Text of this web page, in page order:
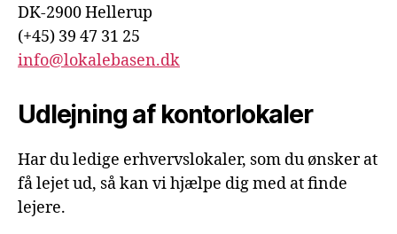
DK-2900 Hellerup
(+45) 39 47 31 25
info@lokalebasen.dk
Udlejning af kontorlokaler
Har du ledige erhvervslokaler, som du ønsker at
få lejet ud, så kan vi hjælpe dig med at finde
lejere.